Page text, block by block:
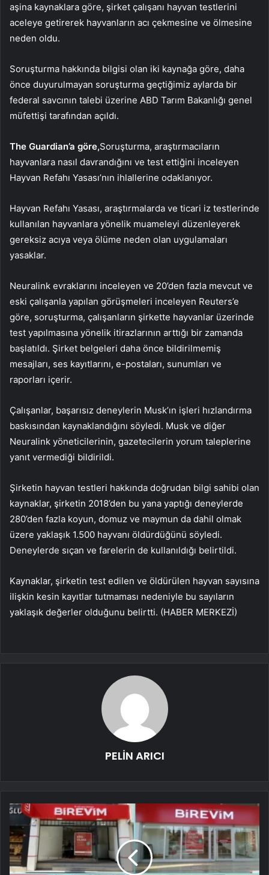
aşina kaynaklara göre, şirket çalışanı hayvan testlerini
aceleye getirerek hayvanların acı çekmesine ve ölmesine
neden oldu.
Soruşturma hakkında bilgisi olan iki kaynağa göre, daha
önce duyurulmayan soruşturma geçtiğimiz aylarda bir
federal savcının talebi üzerine ABD Tarım Bakanlığı genel
müfettişi tarafından açıldı.
The Guardian’a göre,Soruşturma, araştırmacıların
hayvanlara nasıl davrandığını ve test ettiğini inceleyen
Hayvan Refahı Yasası’nın ihlallerine odaklanıyor.
Hayvan Refahı Yasası, araştırmalarda ve ticari iz testlerinde
kullanılan hayvanlara yönelik muameleyi düzenleyerek
gereksiz acıya veya ölüme neden olan uygulamaları
yasaklar.
Neuralink evraklarını inceleyen ve 20’den fazla mevcut ve
eski çalışanla yapılan görüşmeleri inceleyen Reuters’e
göre, soruşturma, çalışanların şirkette hayvanlar üzerinde
test yapılmasına yönelik itirazlarının arttığı bir zamanda
başlatıldı. Şirket belgeleri daha önce bildirilmemiş
mesajları, ses kayıtlarını, e-postaları, sunumları ve
raporları içerir.
Çalışanlar, başarısız deneylerin Musk’ın işleri hızlandırma
baskısından kaynaklandığını söyledi. Musk ve diğer
Neuralink yöneticilerinin, gazetecilerin yorum taleplerine
yanıt vermediği bildirildi.
Şirketin hayvan testleri hakkında doğrudan bilgi sahibi olan
kaynaklar, şirketin 2018’den bu yana yaptığı deneylerde
280’den fazla koyun, domuz ve maymun da dahil olmak
üzere yaklaşık 1.500 hayvanı öldürdüğünü söyledi.
Deneylerde sıçan ve farelerin de kullanıldığı belirtildi.
Kaynaklar, şirketin test edilen ve öldürülen hayvan sayısına
ilişkin kesin kayıtlar tutmaması nedeniyle bu sayıların
yaklaşık değerler olduğunu belirtti. (HABER MERKEZİ)
PELİN ARICI